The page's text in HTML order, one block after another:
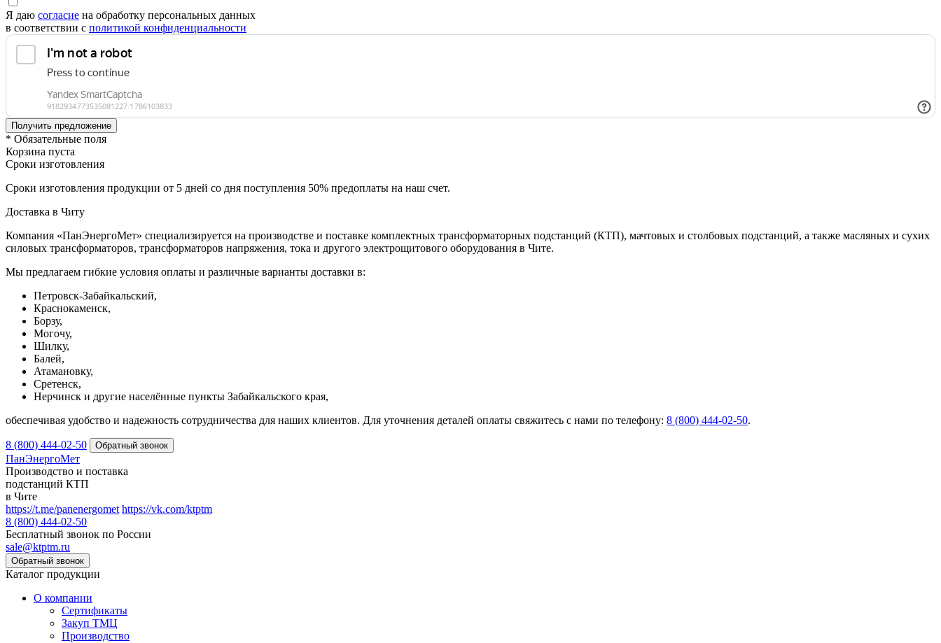
Я даю согласие на обработку персональных данных
в соответствии с политикой конфиденциальности
* Обязательные поля
Корзина пуста
Сроки изготовления
Сроки изготовления продукции от 5 дней со дня поступления 50% предоплаты на наш счет.
Доставка в Читу
Компания «ПанЭнергоМет» специализируется на производстве и поставке комплектных трансформаторных подстанций (КТП), мачтовых и столбовых подстанций, а также масляных и сухих
силовых трансформаторов, трансформаторов напряжения, тока и другого электрощитового оборудования в Чите.
Мы предлагаем гибкие условия оплаты и различные варианты доставки в:
Петровск-Забайкальский,
Краснокаменск,
Борзу,
Могочу,
Шилку,
Балей,
Атамановку,
Сретенск,
Нерчинск и другие населённые пункты Забайкальского края,
обеспечивая удобство и надежность сотрудничества для наших клиентов. Для уточнения деталей оплаты свяжитесь с нами по телефону: 8 (800) 444-02-50.
8 (800) 444-02-50
ПанЭнергоМет
Производство и поставка
подстанций КТП
в Чите
https://t.me/panenergomet https://vk.com/ktptm
8 (800) 444-02-50
Бесплатный звонок по России
sale@ktptm.ru
Каталог продукции
О компании
Сертификаты
Закуп ТМЦ
Производство